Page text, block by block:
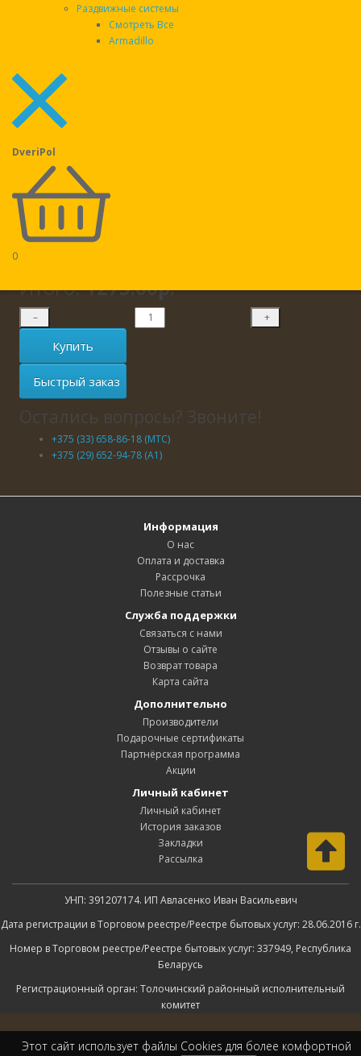
Раздвижные системы
Смотреть Все
Armadillo
DveriPol
0
860х2050мм
Открывание двери
левая
Итого:1275.00р.
– +
Купить
Быстрый заказ
Остались вопросы? Звоните!
+375 (33) 658-86-18 (МТС)
+375 (29) 652-94-78 (A1)
Информация
О нас
Оплата и доставка
Рассрочка
Полезные статьи
Служба поддержки
Связаться с нами
Отзывы о сайте
Возврат товара
Карта сайта
Дополнительно
Производители
Подарочные сертификаты
Партнёрская программа
Акции
Личный кабинет
Личный кабинет
История заказов
Закладки
Рассылка
УНП: 391207174. ИП Авласенко Иван Васильевич
Дата регистрации в Торговом реестре/Реестре бытовых услуг: 28.06.2016 г.
Номер в Торговом реестре/Реестре бытовых услуг: 337949, Республика
Беларусь
Регистрационный орган: Толочинский районный исполнительный
комитет
Этот сайт использует файлы Cookies для более комфортной